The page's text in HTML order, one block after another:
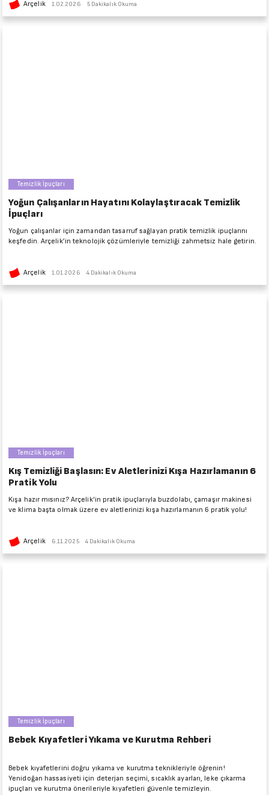
Arçelik 1.02.2026 5 Dakikalık Okuma
Temizlik İpuçları
Yoğun Çalışanların Hayatını Kolaylaştıracak Temizlik
İpuçları
Yoğun çalışanlar için zamandan tasarruf sağlayan pratik temizlik ipuçlarını
keşfedin. Arçelik’in teknolojik çözümleriyle temizliği zahmetsiz hale getirin.
Arçelik 1.01.2026 4 Dakikalık Okuma
Temizlik İpuçları
Kış Temizliği Başlasın: Ev Aletlerinizi Kışa Hazırlamanın 6
Pratik Yolu
Kışa hazır mısınız? Arçelik'in pratik ipuçlarıyla buzdolabı, çamaşır makinesi
ve klima başta olmak üzere ev aletlerinizi kışa hazırlamanın 6 pratik yolu!
Arçelik 6.11.2025 4 Dakikalık Okuma
Temizlik İpuçları
Bebek Kıyafetleri Yıkama ve Kurutma Rehberi
Bebek kıyafetlerini doğru yıkama ve kurutma teknikleriyle öğrenin!
Yenidoğan hassasiyeti için deterjan seçimi, sıcaklık ayarları, leke çıkarma
ipuçları ve kurutma önerileriyle kıyafetleri güvenle temizleyin.